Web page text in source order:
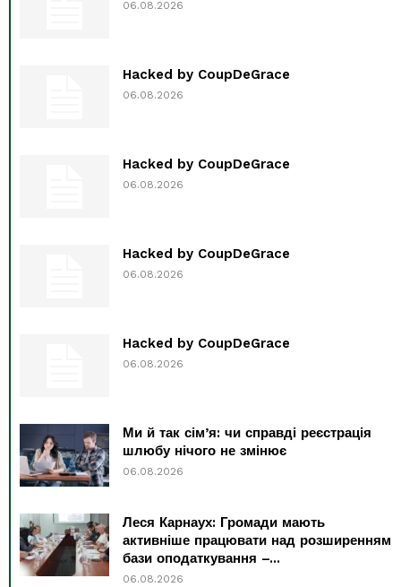
06.08.2026
Hacked by CoupDeGrace
06.08.2026
Hacked by CoupDeGrace
06.08.2026
Hacked by CoupDeGrace
06.08.2026
Hacked by CoupDeGrace
06.08.2026
Ми й так сім’я: чи справді реєстрація
шлюбу нічого не змінює
06.08.2026
Леся Карнаух: Громади мають
активніше працювати над розширенням
бази оподаткування –...
06.08.2026